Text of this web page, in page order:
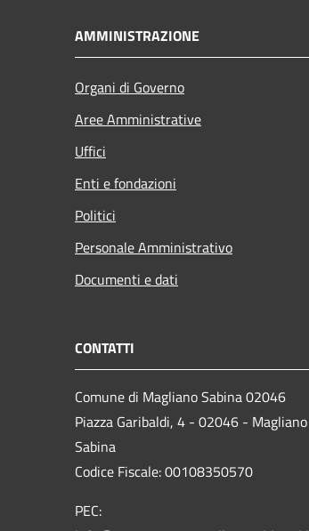
AMMINISTRAZIONE
Organi di Governo
Aree Amministrative
Uffici
Enti e fondazioni
Politici
Personale Amministrativo
Documenti e dati
CONTATTI
Comune di Magliano Sabina 02046
Piazza Garibaldi, 4 - 02046 - Magliano
Sabina
Codice Fiscale: 00108350570
PEC: